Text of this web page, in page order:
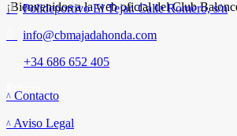
¡Bienvenidos a la web oficial del Club
Polideportivo El Tejar. Calle Romero, s/n
info@cbmajadahonda.com
+34 686 652 405
Contacto
Aviso Legal